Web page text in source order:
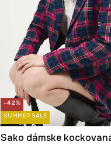
-42%
SUMMER SALE
Sako dámske